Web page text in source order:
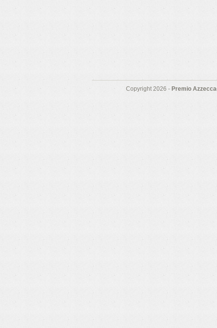
Copyright 2026 - Premio